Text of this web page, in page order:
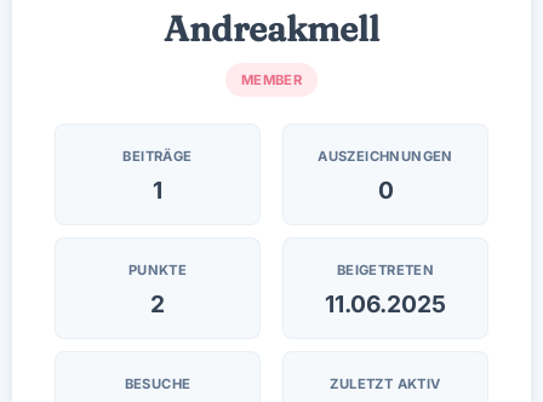
Andreakmell
MEMBER
BEITRÄGE
1
AUSZEICHNUNGEN
0
PUNKTE
2
BEIGETRETEN
11.06.2025
BESUCHE ZULETZT AKTIV